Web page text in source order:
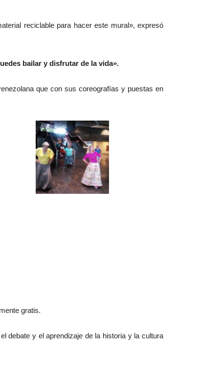
reciclable para hacer este mural», expresó
bailar y disfrutar de la vida».
que con sus coreografías y puestas en
gratis.
debate y el aprendizaje de la historia y la cultura